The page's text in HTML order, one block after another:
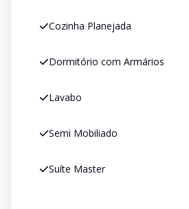
Cozinha Planejada
Dormitório com Armários
Lavabo
Semi Mobiliado
Suíte Master